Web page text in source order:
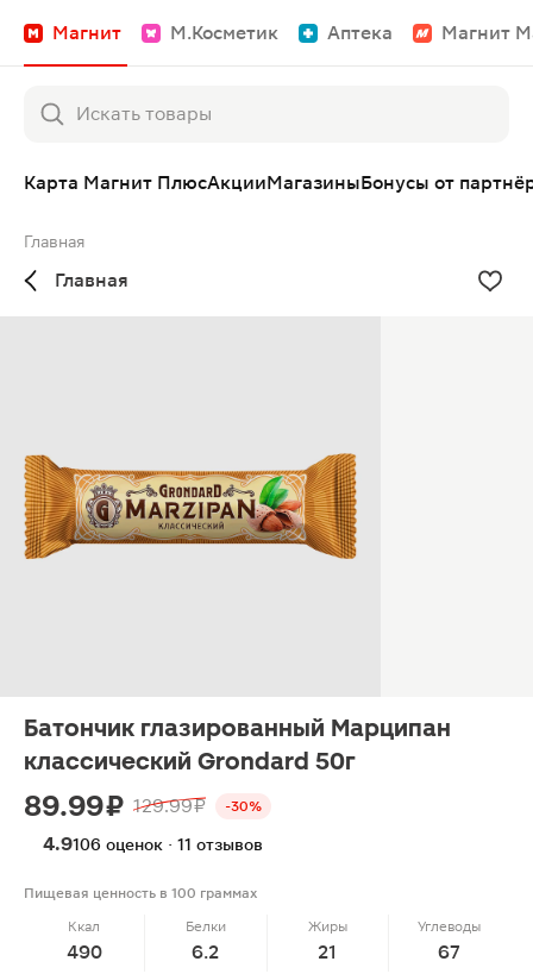
Магнит М.Косметик Аптека Магнит
Карта Магнит ПлюсАкцииМагазиныБонусы от
Главная
Главная
Батончик глазированный Марципан
классический Grondard 50г
89.99 ₽ 129.99 ₽ -30%
4.9106 оценок · 11 отзывов
Пищевая ценность в 100 граммах
Ккал
490
Белки
6.2
Жиры
21
Углеводы
67